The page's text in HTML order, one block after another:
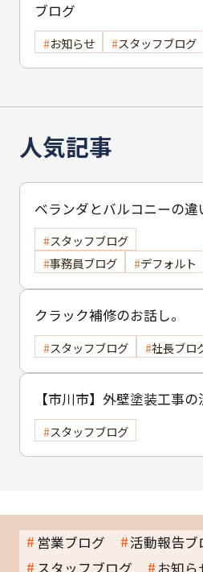
ブログ
お知らせ スタッフブログ
人気記事
ベランダとバルコニーの
スタッフブログ
事務員ブログ
デフォルト
クラック補修のお話し。
スタッフブログ 社長ブロ
【市川市】外壁塗装工事
工程・作業内容をわかりや
スタッフブログ
営業ブログ
活動報告ブ
スタッフブログ
お知ら